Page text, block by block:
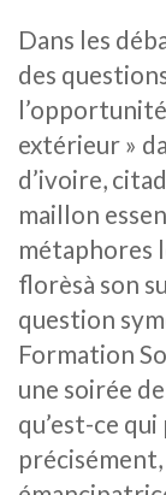
Dans les
des
extérieur »
d’ivoire,
maillon
métaphores
florèsà son
question
Formation
une soirée
qu’est-ce